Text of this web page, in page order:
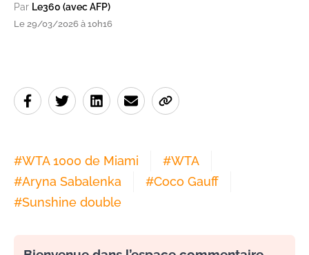
Par Le360 (avec AFP)
Le 29/03/2026 à 10h16
#WTA 1000 de Miami #WTA
#Aryna Sabalenka #Coco Gauff
#Sunshine double